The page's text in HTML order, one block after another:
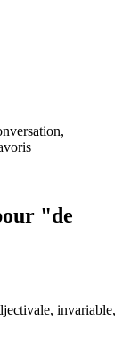
"de
invariable,